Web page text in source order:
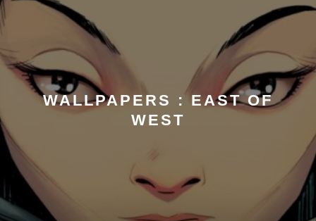
WALLPAPERS : EAST OF
WEST